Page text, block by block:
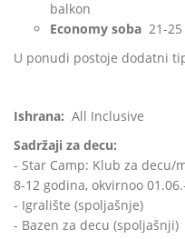
balkon
Economy soba 21-
U ponudi postoje dodatni
Ishrana: All Inclusive
Sadržaji za decu:
- Star Camp: Klub za decu/
8-12 godina, okvirnoo
- Igralište (spoljašnje)
- Bazen za decu (spoljašnji)